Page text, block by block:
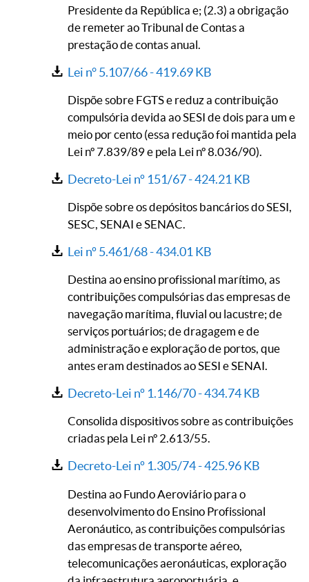
Presidente da República e; (2.3) a obrigação
de remeter ao Tribunal de Contas a
prestação de contas anual.
Lei n° 5.107/66 -419.69 KB
Dispõe sobre FGTS e reduz a contribuição
compulsória devida ao SESI de dois para um e
meio por cento (essa redução foi mantida pela
Lei nº 7.839/89 e pela Lei nº 8.036/90).
Decreto-Lei nº 151/67 -424.21 KB
Dispõe sobre os depósitos bancários do SESI,
SESC, SENAI e SENAC.
Lei nº 5.461/68 -434.01 KB
Destina ao ensino profissional marítimo, as
contribuições compulsórias das empresas de
navegação marítima, fluvial ou lacustre; de
serviços portuários; de dragagem e de
administração e exploração de portos, que
antes eram destinados ao SESI e SENAI.
Decreto-Lei nº 1.146/70 -434.74 KB
Consolida dispositivos sobre as contribuições
criadas pela Lei nº 2.613/55.
Decreto-Lei nº 1.305/74 -425.96 KB
Destina ao Fundo Aeroviário para o
desenvolvimento do Ensino Profissional
Aeronáutico, as contribuições compulsórias
das empresas de transporte aéreo,
telecomunicações aeronáuticas, exploração